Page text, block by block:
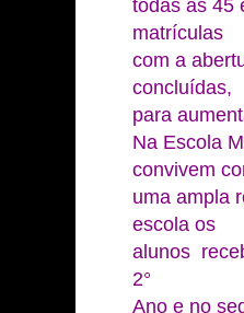
todas as 45
matrículas
com a
concluídas,
para
Na Escola
convivem
uma ampla
escola os
alunos
2°
Ano e no